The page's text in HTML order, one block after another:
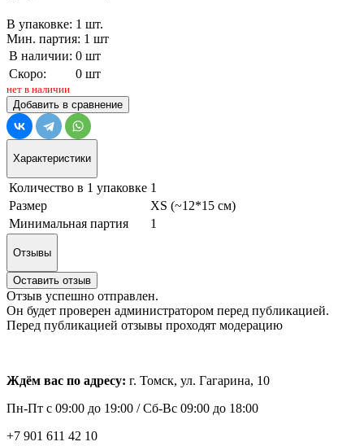
В упаковке: 1 шт.
Мин. партия: 1 шт
В наличии: 0 шт
Скоро:
0 шт
нет в наличии
Добавить в сравнение
Характеристики
Количество в 1 упаковке 1
Размер
XS (~12*15 см)
Минимальная партия
1
Отзывы
Оставить отзыв
Отзыв успешно отправлен.
Он будет проверен администратором перед публикацией.
Перед публикацией отзывы проходят модерацию
Ждём вас по адресу: г. Томск, ул. Гагарина, 10
Пн-Пт с 09:00 до 19:00 /Сб-Вс 09:00 до 18:00
+7 901 611 42 10